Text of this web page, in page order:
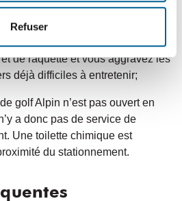
Refuser
En pensant bien faire (malgré
sur les pistes (pour les taper),
de raquette et vous aggravez les
déjà difficiles à entretenir;
golf Alpin n’est pas ouvert en
a donc pas de service de
Une toilette chimique est
du stationnement.